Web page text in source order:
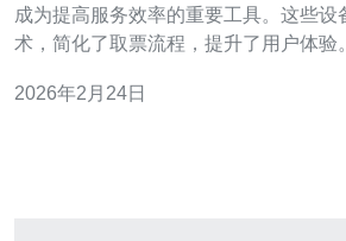
成为提高服务效率的重要工具。这些设
术，简化了取票流程，提升了用户体验
房自动取票机的工作原理是什么？ 机房
2026年2月24日